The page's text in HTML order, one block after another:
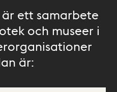
ett samarbete
och museer i
är: